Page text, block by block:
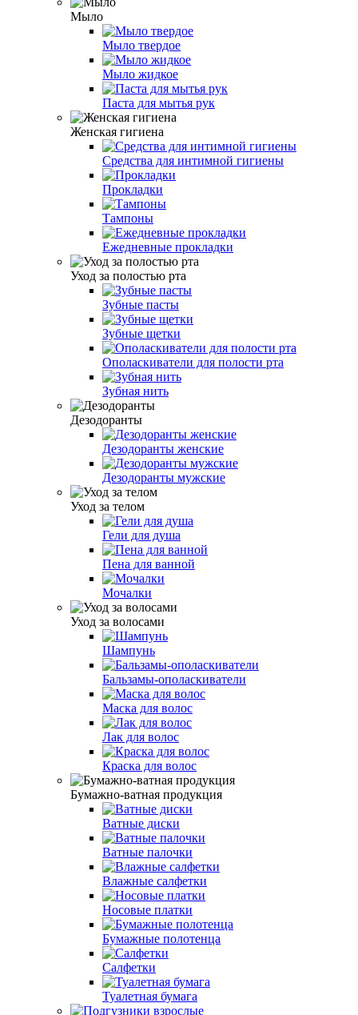
Мыло
Мыло твердое
Мыло жидкое
Паста для мытья рук
Женская гигиена
Средства для интимной гигиены
Прокладки
Тампоны
Ежедневные прокладки
Уход за полостью рта
Зубные пасты
Зубные щетки
Ополаскиватели для полости рта
Зубная нить
Дезодоранты
Дезодоранты женские
Дезодоранты мужские
Уход за телом
Гели для душа
Пена для ванной
Мочалки
Уход за волосами
Шампунь
Бальзамы-ополаскиватели
Маска для волос
Лак для волос
Краска для волос
Бумажно-ватная продукция
Ватные диски
Ватные палочки
Влажные салфетки
Носовые платки
Бумажные полотенца
Салфетки
Туалетная бумага